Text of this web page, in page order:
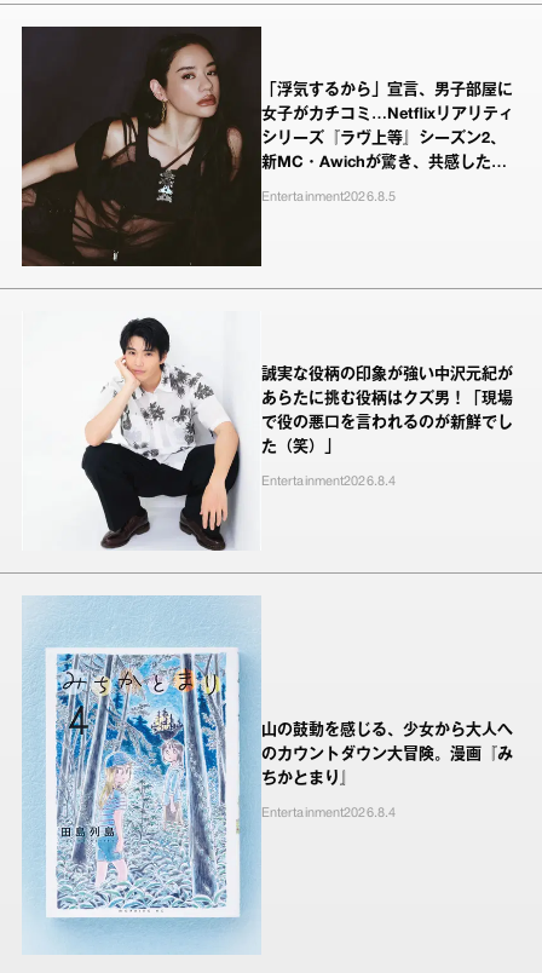
「浮気するから」宣言、男子部屋に
女子がカチコミ…Netflixリアリティ
シリーズ『ラヴ上等』シーズン2、
新MC・Awichが驚き、共感したヤ
Entertainment2026.8.5
誠実な役柄の印象が強い中沢元紀が
あらたに挑む役柄はクズ男！「現場
で役の悪口を言われるのが新鮮でし
た（笑）」
Entertainment2026.8.4
山の鼓動を感じる、少女から大人へ
のカウントダウン大冒険。漫画『み
ちかとまり』
Entertainment2026.8.4